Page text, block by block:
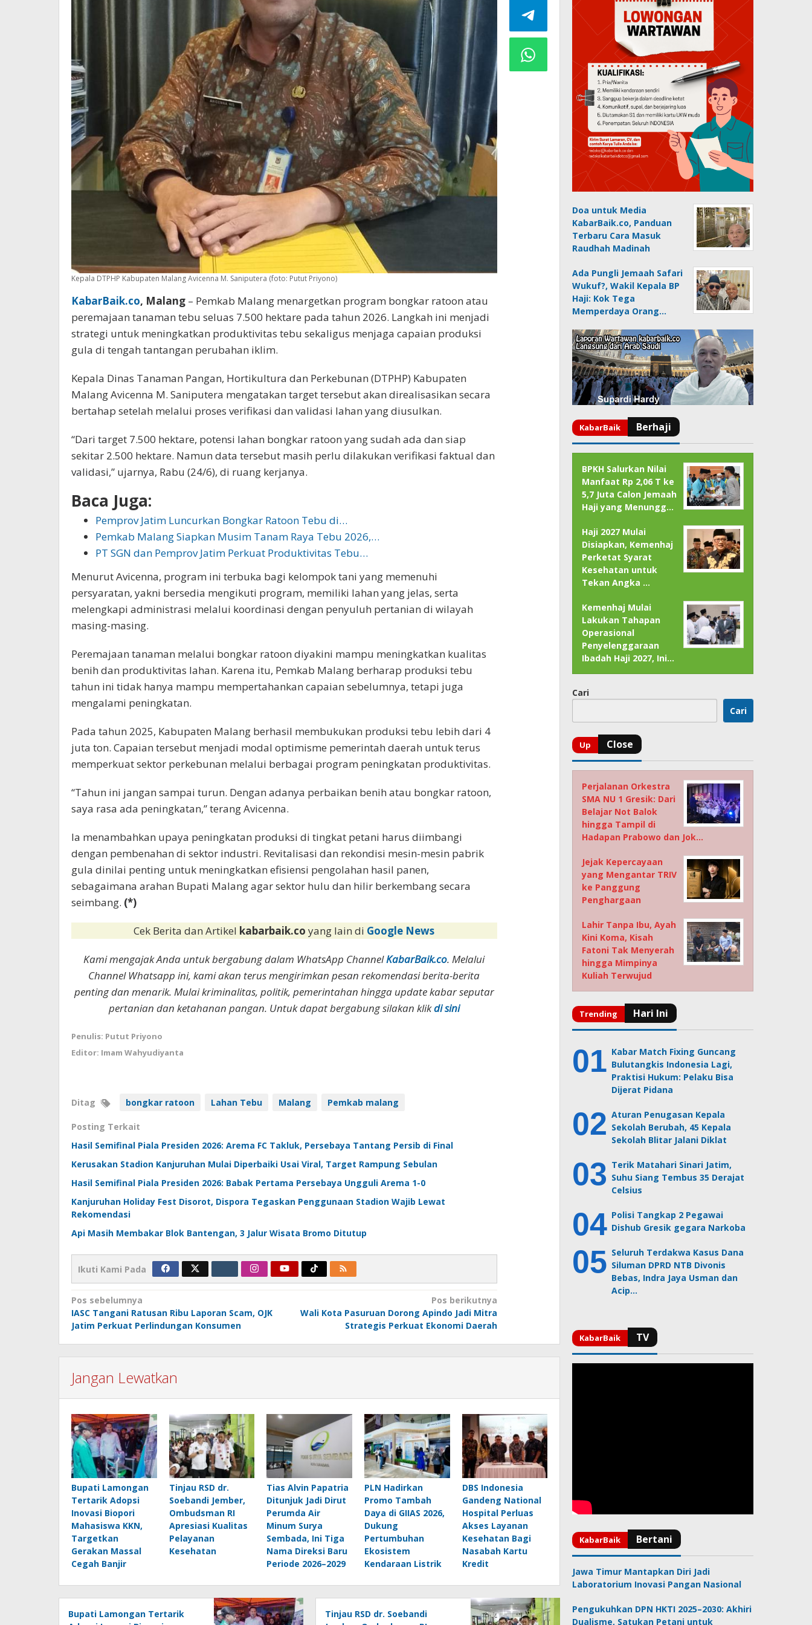
Kepala DTPHP Kabupaten Malang Avicenna M. Saniputera (foto: Putut Priyono)
KabarBaik.co, Malang – Pemkab Malang menargetkan program bongkar ratoon atau
peremajaan tanaman tebu seluas 7.500 hektare pada tahun 2026. Langkah ini menjadi
strategi untuk meningkatkan produktivitas tebu sekaligus menjaga capaian produksi
gula di tengah tantangan perubahan iklim.
Kepala Dinas Tanaman Pangan, Hortikultura dan Perkebunan (DTPHP) Kabupaten
Malang Avicenna M. Saniputera mengatakan target tersebut akan direalisasikan secara
bertahap setelah melalui proses verifikasi dan validasi lahan yang diusulkan.
“Dari target 7.500 hektare, potensi lahan bongkar ratoon yang sudah ada dan siap
sekitar 2.500 hektare. Namun data tersebut masih perlu dilakukan verifikasi faktual dan
validasi,” ujarnya, Rabu (24/6), di ruang kerjanya.
Baca Juga:
Pemprov Jatim Luncurkan Bongkar Ratoon Tebu di…
Pemkab Malang Siapkan Musim Tanam Raya Tebu 2026,…
PT SGN dan Pemprov Jatim Perkuat Produktivitas Tebu…
Menurut Avicenna, program ini terbuka bagi kelompok tani yang memenuhi
persyaratan, yakni bersedia mengikuti program, memiliki lahan yang jelas, serta
melengkapi administrasi melalui koordinasi dengan penyuluh pertanian di wilayah
masing-masing.
Peremajaan tanaman melalui bongkar ratoon diyakini mampu meningkatkan kualitas
benih dan produktivitas lahan. Karena itu, Pemkab Malang berharap produksi tebu
tahun ini tidak hanya mampu mempertahankan capaian sebelumnya, tetapi juga
mengalami peningkatan.
Pada tahun 2025, Kabupaten Malang berhasil membukukan produksi tebu lebih dari 4
juta ton. Capaian tersebut menjadi modal optimisme pemerintah daerah untuk terus
memperkuat sektor perkebunan melalui berbagai program peningkatan produktivitas.
“Tahun ini jangan sampai turun. Dengan adanya perbaikan benih atau bongkar ratoon,
saya rasa ada peningkatan,” terang Avicenna.
Ia menambahkan upaya peningkatan produksi di tingkat petani harus diimbangi
dengan pembenahan di sektor industri. Revitalisasi dan rekondisi mesin-mesin pabrik
gula dinilai penting untuk meningkatkan efisiensi pengolahan hasil panen,
sebagaimana arahan Bupati Malang agar sektor hulu dan hilir berkembang secara
seimbang. (*)
Cek Berita dan Artikel kabarbaik.coyang lain di Google News
Kami mengajak Anda untuk bergabung dalam WhatsApp ChannelKabarBaik.co. Melalui
Channel Whatsapp ini, kami akan terus mengirimkan pesan rekomendasi berita-berita
penting dan menarik. Mulai kriminalitas, politik, pemerintahan hingga update kabar seputar
pertanian dan ketahanan pangan. Untuk dapat bergabung silakan klikdi sini
Penulis: Putut Priyono
Editor: Imam Wahyudiyanta
Ditag bongkar ratoon Lahan Tebu Malang Pemkab malang
Posting Terkait
Hasil Semifinal Piala Presiden 2026: Arema FC Takluk, Persebaya Tantang Persib di Final
Kerusakan Stadion Kanjuruhan Mulai Diperbaiki Usai Viral, Target Rampung Sebulan
Hasil Semifinal Piala Presiden 2026: Babak Pertama Persebaya Ungguli Arema 1-0
Kanjuruhan Holiday Fest Disorot, Dispora Tegaskan Penggunaan Stadion Wajib Lewat
Rekomendasi
Api Masih Membakar Blok Bantengan, 3 Jalur Wisata Bromo Ditutup
Ikuti Kami Pada
Navigasi
pos
Pos sebelumnya
IASC Tangani Ratusan Ribu Laporan Scam, OJK
Jatim Perkuat Perlindungan Konsumen
Pos berikutnya
Wali Kota Pasuruan Dorong Apindo Jadi Mitra
Strategis Perkuat Ekonomi Daerah
Jangan Lewatkan
Bupati Lamongan
Tertarik Adopsi
Inovasi Biopori
Mahasiswa KKN,
Targetkan
Gerakan Massal
Cegah Banjir
Tinjau RSD dr.
Soebandi Jember,
Ombudsman RI
Apresiasi Kualitas
Pelayanan
Kesehatan
Tias Alvin Papatria
Ditunjuk Jadi Dirut
Perumda Air
Minum Surya
Sembada, Ini Tiga
Nama Direksi Baru
Periode 2026–2029
PLN Hadirkan
Promo Tambah
Daya di GIIAS 2026,
Dukung
Pertumbuhan
Ekosistem
Kendaraan Listrik
DBS Indonesia
Gandeng National
Hospital Perluas
Akses Layanan
Kesehatan Bagi
Nasabah Kartu
Kredit
Bupati Lamongan Tertarik
Tinjau RSD dr. Soebandi
Doa untuk Media
KabarBaik.co, Panduan
Terbaru Cara Masuk
Raudhah Madinah
Ada Pungli Jemaah Safari
Wukuf?, Wakil Kepala BP
Haji: Kok Tega
Memperdaya Orang…
BPKH Salurkan Nilai
Manfaat Rp 2,06 T ke
5,7 Juta Calon Jemaah
Haji yang Menungg…
Haji 2027 Mulai
Disiapkan, Kemenhaj
Perketat Syarat
Kesehatan untuk
Tekan Angka …
Kemenhaj Mulai
Lakukan Tahapan
Operasional
Penyelenggaraan
Ibadah Haji 2027, Ini…
Cari
Cari
Perjalanan Orkestra
SMA NU 1 Gresik: Dari
Belajar Not Balok
hingga Tampil di
Hadapan Prabowo dan Jok…
Jejak Kepercayaan
yang Mengantar TRIV
ke Panggung
Penghargaan
Lahir Tanpa Ibu, Ayah
Kini Koma, Kisah
Fatoni Tak Menyerah
hingga Mimpinya
Kuliah Terwujud
Kabar Match Fixing Guncang
Bulutangkis Indonesia Lagi,
Praktisi Hukum: Pelaku Bisa
Dijerat Pidana
Aturan Penugasan Kepala
Sekolah Berubah, 45 Kepala
Sekolah Blitar Jalani Diklat
Terik Matahari Sinari Jatim,
Suhu Siang Tembus 35 Derajat
Celsius
Polisi Tangkap 2 Pegawai
Dishub Gresik gegara Narkoba
Seluruh Terdakwa Kasus Dana
Siluman DPRD NTB Divonis
Bebas, Indra Jaya Usman dan
Acip…
Jawa Timur Mantapkan Diri Jadi
Laboratorium Inovasi Pangan Nasional
Pengukuhkan DPN HKTI 2025–2030: Akhiri
Dualisme, Satukan Petani untuk